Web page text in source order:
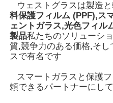
ウェストグラスは製造
料保護フィルム (PPF),ス
ェントガラス,光色フィル
製品私たちのソリューシ
質,競争力のある価格,そ
スで有名です
スマートガラスと保護
頼できるパートナーにし